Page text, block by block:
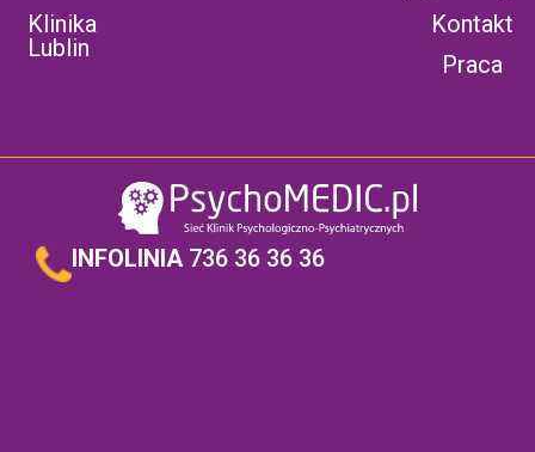
Klinika
Lublin
Kontakt
Praca
INFOLINIA 736 36 36 36